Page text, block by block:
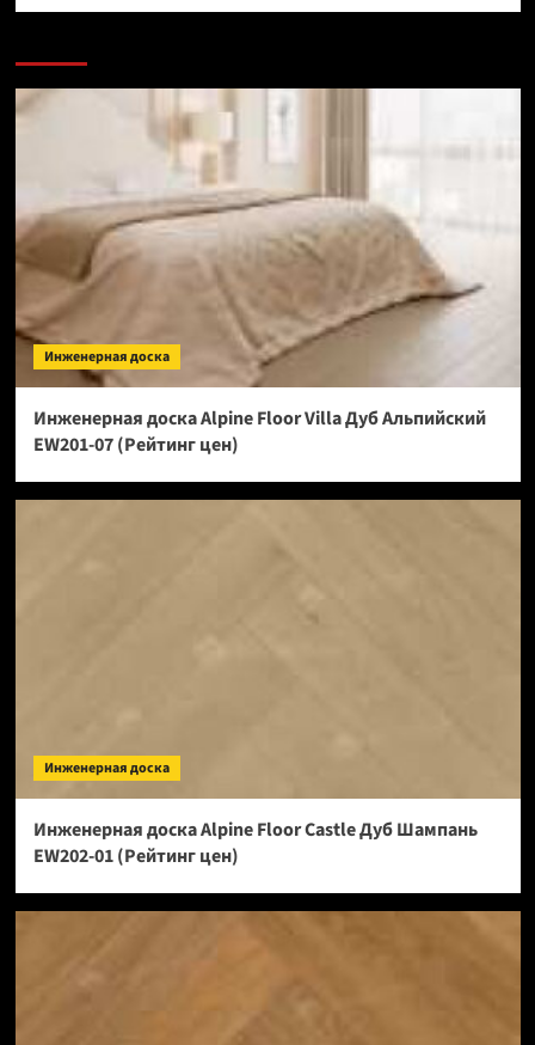
Инженерная доска
Инженерная доска Alpine Floor Villa Дуб Альпийский
EW201-07 (Рейтинг цен)
Инженерная доска
Инженерная доска Alpine Floor Castle Дуб Шампань
EW202-01 (Рейтинг цен)